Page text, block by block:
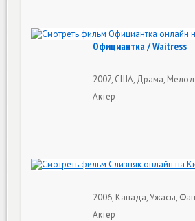
Официантка / Waitress
2007, США, Драма,
Актер
2006, Канада, Ужасы,
Актер